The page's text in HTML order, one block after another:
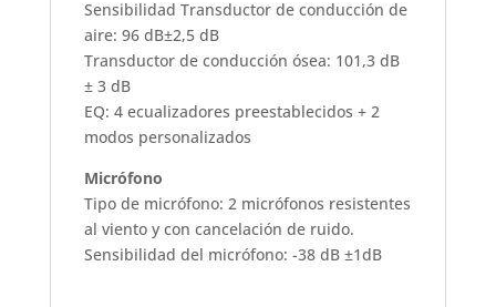
Sensibilidad Transductor de conducción de
aire: 96 dB±2,5 dB
Transductor de conducción ósea: 101,3 dB
± 3 dB
EQ: 4 ecualizadores preestablecidos + 2
modos personalizados
Micrófono
Tipo de micrófono: 2 micrófonos resistentes
al viento y con cancelación de ruido.
Sensibilidad del micrófono: -38 dB ±1dB